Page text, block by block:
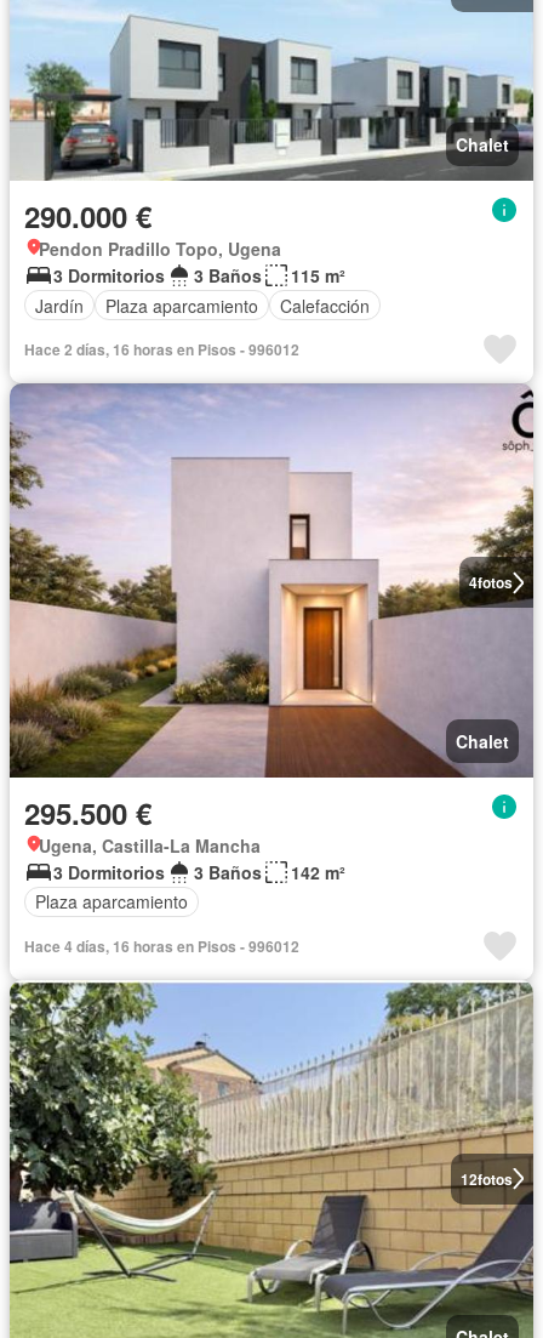
Chalet
290.000 €
Pendon Pradillo Topo, Ugena
3 Dormitorios
3 Baños
115 m²
Jardín
Plaza aparcamiento Calefacción
Hace 2 días, 16 horas en Pisos - 996012
4fotos
Chalet
295.500 €
Ugena, Castilla-La Mancha
3 Dormitorios
3 Baños
142 m²
Plaza aparcamiento
Hace 4 días, 16 horas en Pisos - 996012
12fotos